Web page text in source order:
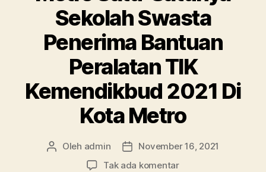
Sekolah Swasta
Penerima Bantuan
Peralatan TIK
Kemendikbud 2021 Di
Kota Metro
Penulis
Oleh admin
Tanggal
artikel
November 16, 2021
Tak ada komentarpada